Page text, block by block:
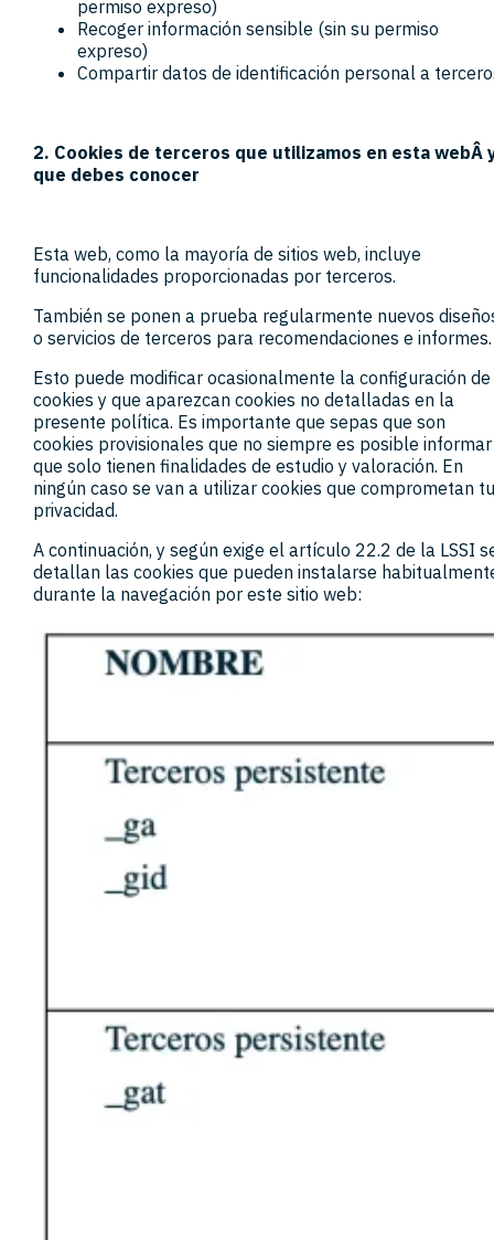
permiso expreso)
Recoger información sensible (sin su permiso
expreso)
Compartir datos de identificación personal a
2. Cookies de terceros que utilizamos en esta webÂ
que debes conocer
Esta web, como la mayoría de sitios web, incluye
funcionalidades proporcionadas por terceros.
También se ponen a prueba regularmente nuevos
o servicios de terceros para recomendaciones e informes.
Esto puede modificar ocasionalmente la configuración de
cookies y que aparezcan cookies no detalladas en la
presente política. Es importante que sepas que son
cookies provisionales que no siempre es posible
que solo tienen finalidades de estudio y valoración. En
ningún caso se van a utilizar cookies que comprometan
privacidad.
A continuación, y según exige el artículo 22.2 de la LSSI
detallan las cookies que pueden instalarse
durante la navegación por este sitio web: